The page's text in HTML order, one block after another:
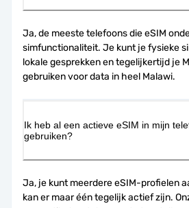
Ja, de meeste telefoons die eSIM
simfunctionaliteit. Je kunt je fysieke
lokale gesprekken en tegelijkertijd je
gebruiken voor data in heel Malawi.
Ik heb al een actieve eSIM in mijn
gebruiken?
Ja, je kunt meerdere eSIM-profielen
kan er maar één tegelijk actief zijn.